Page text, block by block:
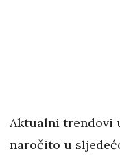
Aktualni trendovi
naročito u